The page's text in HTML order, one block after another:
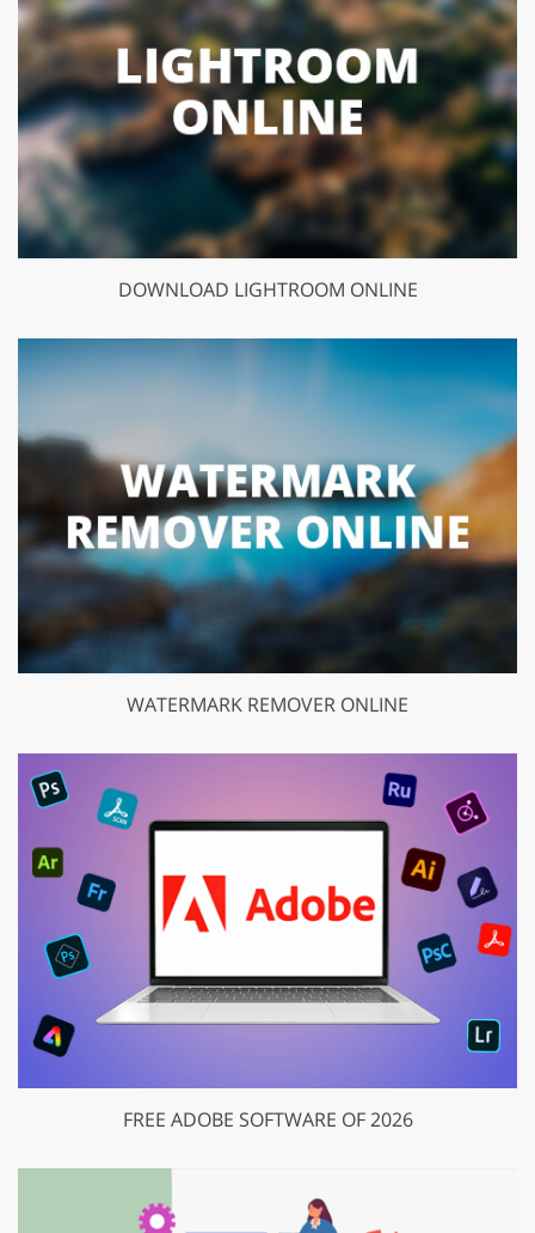
DOWNLOAD LIGHTROOM ONLINE
WATERMARK REMOVER ONLINE
FREE ADOBE SOFTWARE OF 2026